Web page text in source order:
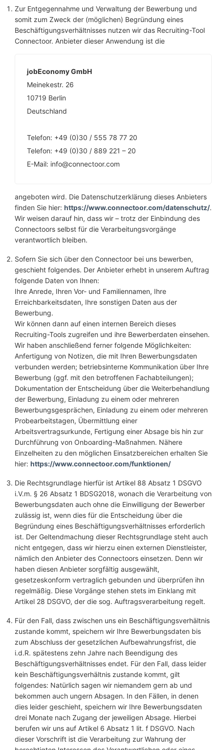
Zur Entgegennahme und Verwaltung der Bewerbung und
somit zum Zweck der (möglichen) Begründung eines
Beschäftigungsverhältnisses nutzen wir das Recruiting-Tool
Connectoor. Anbieter dieser Anwendung ist die
jobEconomy GmbH
Meinekestr. 26
10719 Berlin
Deutschland
Telefon: +49 (0)30 / 555 78 77 20
Telefon: +49 (0)30 / 889 221 – 20
E-Mail: info@connectoor.com
angeboten wird. Die Datenschutzerklärung dieses Anbieters
finden Sie hier: https://www.connectoor.com/datenschutz/.
Wir weisen darauf hin, dass wir – trotz der Einbindung des
Connectoors selbst für die Verarbeitungsvorgänge
verantwortlich bleiben.
Sofern Sie sich über den Connectoor bei uns bewerben,
geschieht folgendes. Der Anbieter erhebt in unserem Auftrag
folgende Daten von Ihnen:
Ihre Anrede, Ihren Vor- und Familiennamen, Ihre
Erreichbarkeitsdaten, Ihre sonstigen Daten aus der
Bewerbung.
Wir können dann auf einen internen Bereich dieses
Recruiting-Tools zugreifen und ihre Bewerberdaten einsehen.
Wir haben anschließend ferner folgende Möglichkeiten:
Anfertigung von Notizen, die mit Ihren Bewerbungsdaten
verbunden werden; betriebsinterne Kommunikation über Ihre
Bewerbung (ggf. mit den betroffenen Fachabteilungen);
Dokumentation der Entscheidung über die Weiterbehandlung
der Bewerbung, Einladung zu einem oder mehreren
Bewerbungsgesprächen, Einladung zu einem oder mehreren
Probearbeitstagen, Übermittlung einer
Arbeitsvertragsurkunde, Fertigung einer Absage bis hin zur
Durchführung von Onboarding-Maßnahmen. Nähere
Einzelheiten zu den möglichen Einsatzbereichen erhalten Sie
hier: https://www.connectoor.com/funktionen/
Die Rechtsgrundlage hierfür ist Artikel 88 Absatz 1 DSGVO
i.V.m. § 26 Absatz 1 BDSG2018, wonach die Verarbeitung von
Bewerbungsdaten auch ohne die Einwilligung der Bewerber
zulässig ist, wenn dies für die Entscheidung über die
Begründung eines Beschäftigungsverhältnisses erforderlich
ist. Der Geltendmachung dieser Rechtsgrundlage steht auch
nicht entgegen, dass wir hierzu einen externen Dienstleister,
nämlich den Anbieter des Connectoors einsetzen. Denn wir
haben diesen Anbieter sorgfältig ausgewählt,
gesetzeskonform vertraglich gebunden und überprüfen ihn
regelmäßig. Diese Vorgänge stehen stets im Einklang mit
Artikel 28 DSGVO, der die sog. Auftragsverarbeitung regelt.
Für den Fall, dass zwischen uns ein Beschäftigungsverhältnis
zustande kommt, speichern wir Ihre Bewerbungsdaten bis
zum Abschluss der gesetzlichen Aufbewahrungsfrist, die
i.d.R. spätestens zehn Jahre nach Beendigung des
Beschäftigungsverhältnisses endet. Für den Fall, dass leider
kein Beschäftigungsverhältnis zustande kommt, gilt
folgendes: Natürlich sagen wir niemandem gern ab und
bekommen auch ungern Absagen. In den Fällen, in denen
dies leider geschieht, speichern wir Ihre Bewerbungsdaten
drei Monate nach Zugang der jeweiligen Absage. Hierbei
berufen wir uns auf Artikel 6 Absatz 1 lit. f DSGVO. Nach
dieser Vorschrift ist die Verarbeitung zur Wahrung der